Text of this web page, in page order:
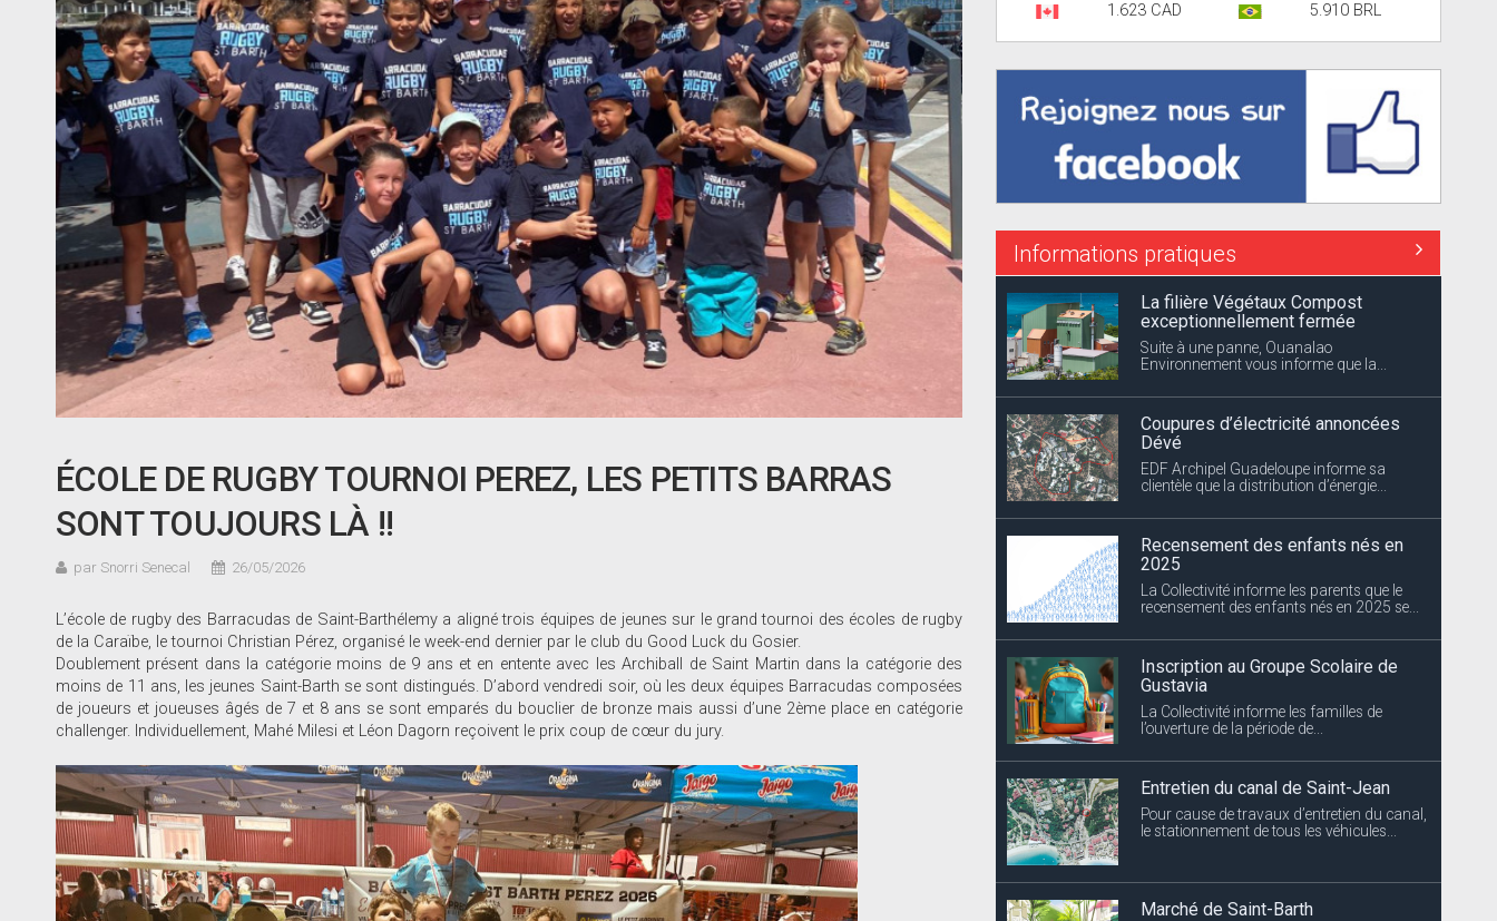
ÉCOLE DE RUGBY TOURNOI PEREZ, LES PETITS BARRAS
SONT TOUJOURS LÀ !!
par Snorri Senecal 26/05/2026
L’école de rugby des Barracudas de Saint-Barthélemy a aligné trois équipes de jeunes sur le grand tournoi des écoles de rugby
de la Caraïbe, le tournoi Christian Pérez, organisé le week-end dernier par le club du Good Luck du Gosier.
Doublement présent dans la catégorie moins de 9 ans et en entente avec les Archiball de Saint Martin dans la catégorie des
moins de 11 ans, les jeunes Saint-Barth se sont distingués. D’abord vendredi soir, où les deux équipes Barracudas composées
de joueurs et joueuses âgés de 7 et 8 ans se sont emparés du bouclier de bronze mais aussi d’une 2ème place en catégorie
challenger. Individuellement, Mahé Milesi et Léon Dagorn reçoivent le prix coup de cœur du jury.
1.623 CAD 5.910 BRL
Informations pratiques
La filière Végétaux Compost
exceptionnellement fermée
Suite à une panne, Ouanalao
Environnement vous informe que la...
Coupures d’électricité annoncées
Dévé
EDF Archipel Guadeloupe informe sa
clientèle que la distribution d’énergie...
Recensement des enfants nés en
2025
La Collectivité informe les parents que le
recensement des enfants nés en 2025 se...
Inscription au Groupe Scolaire de
Gustavia
La Collectivité informe les familles de
l’ouverture de la période de...
Entretien du canal de Saint-Jean
Pour cause de travaux d’entretien du canal,
le stationnement de tous les véhicules...
Marché de Saint-Barth